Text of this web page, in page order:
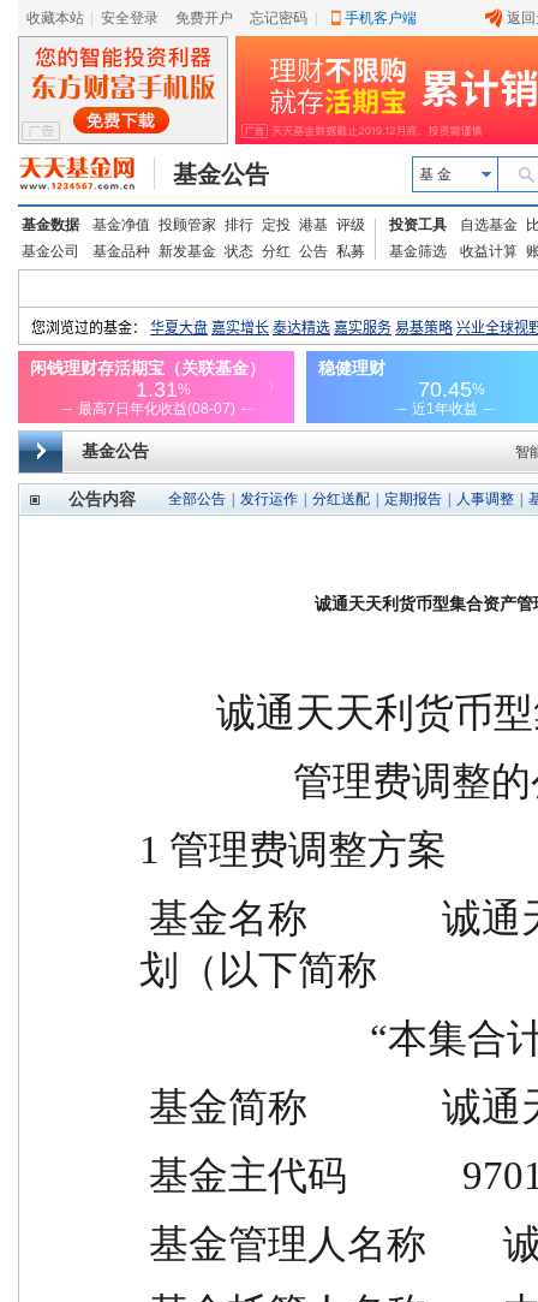
收藏本站 安全登录 免费开户 忘记密码 手机客户端 返
基金公告 基 金
基金数据 基金净值 投顾管家 排行 定投 港基 评级
基金公司
基金品种 新发基金 状态 分红 公告 私募
投资工具 自选基金
基金筛选
收益计算
基金公告 智
公告内容 全部公告 发行运作 分红送配 定期报告 人事调整
诚通天天利货币型集合资产
诚通天天利
管理费
1 管理费调整方案
划（以下简称
基金简称              诚
基金主代码
基金管理人名称